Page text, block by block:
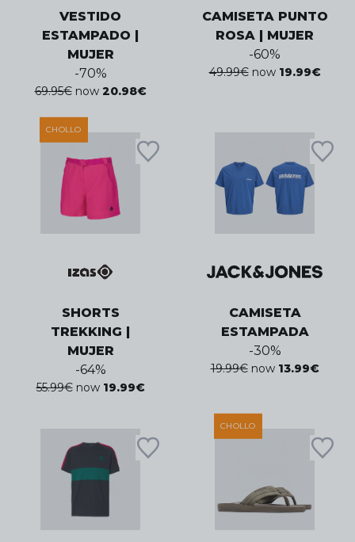
VESTIDO
ESTAMPADO |
MUJER
-70%
69.95€ now 20.98€
CAMISETA PUNTO
ROSA | MUJER
-60%
49.99€ now 19.99€
CHOLLO
SHORTS
TREKKING |
MUJER
-64%
55.99€ now 19.99€
CAMISETA
ESTAMPADA
-30%
19.99€ now 13.99€
CHOLLO